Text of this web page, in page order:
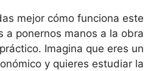
mejor cómo funciona este
a ponernos manos ‌a la obra
Imagina que eres un
y quieres estudiar la